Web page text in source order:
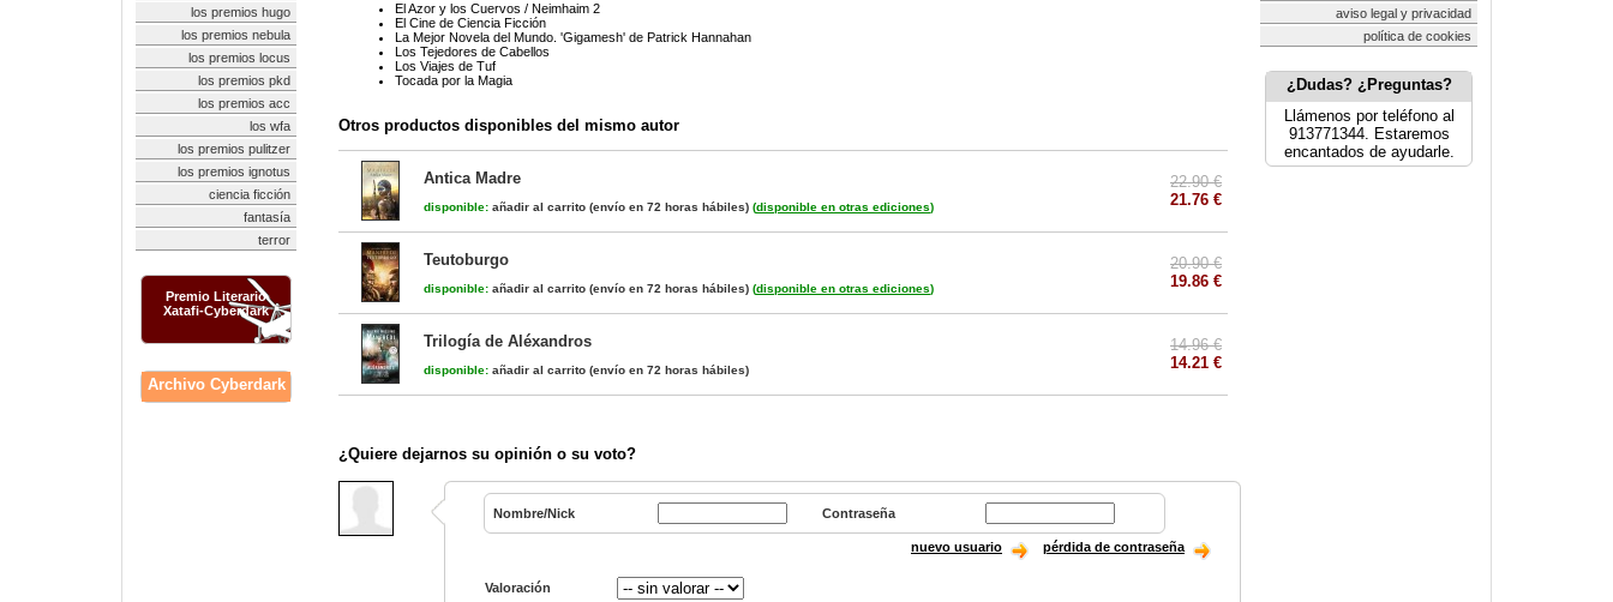
los premios hugo
los premios nebula
los premios locus
los premios pkd
los premios acc
los wfa
los premios pulitzer
los premios ignotus
ciencia ficción
fantasía
terror
Premio Literario
Xatafi-Cyberdark
Archivo Cyberdark
El Azor y los Cuervos / Neimhaim 2
El Cine de Ciencia Ficción
La Mejor Novela del Mundo. 'Gigamesh' de Patrick Hannahan
Los Tejedores de Cabellos
Los Viajes de Tuf
Tocada por la Magia
Otros productos disponibles del mismo autor
Antica Madre
disponible: añadir al carrito (envío en 72 horas hábiles) (disponible en otras ediciones)
22.90 €
21.76 €
Teutoburgo
disponible: añadir al carrito (envío en 72 horas hábiles) (disponible en otras ediciones)
20.90 €
19.86 €
Trilogía de Aléxandros
disponible: añadir al carrito (envío en 72 horas hábiles)
14.96 €
14.21 €
¿Quiere dejarnos su opinión o su voto?
Nombre/Nick Contraseña
nuevo usuario pérdida de contraseña
Valoración
aviso legal y privacidad
política de cookies
¿Dudas? ¿Preguntas?
Llámenos por teléfono al
913771344. Estaremos
encantados de ayudarle.